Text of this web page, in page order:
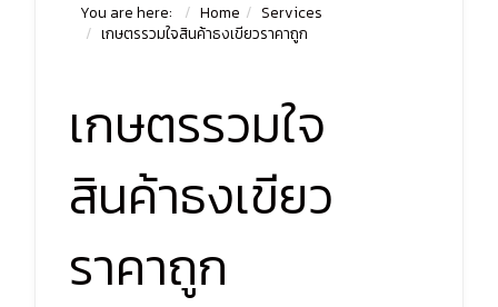
You are here: Home
Services
เกษตรรวมใจสินค้าธงเขียวราคาถูก
เกษตรรวมใจ
สินค้าธงเขียว
ราคาถูก